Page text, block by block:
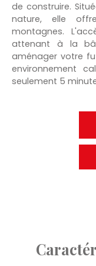
de construire.
nature, elle
montagnes.
attenant à la
aménager votre
environnement
seulement 5